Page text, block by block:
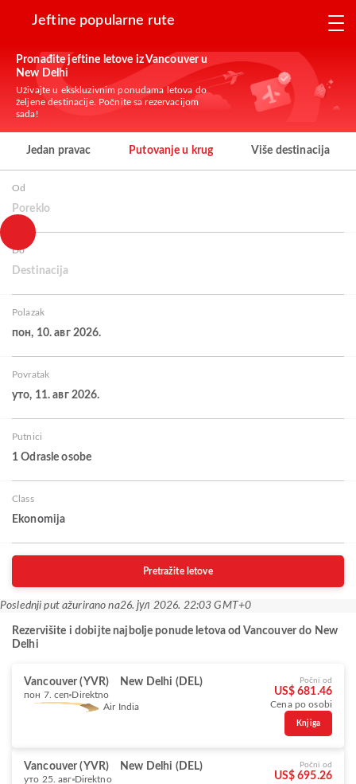
Jeftine popularne rute
Pronađite jeftine letove iz Vancouver u
New Delhi
Uživajte u ekskluzivnim ponudama letova do
željene destinacije. Počnite sa rezervacijom
sada!
Jedan pravac Putovanje u krug Više destinacija
Od
Poreklo
Do
Destinacija
Polazak
пон, 10. авг 2026.
Povratak
уто, 11. авг 2026.
Putnici
1 Odrasle osobe
Class
Ekonomija
Pretražite letove
Poslednji put ažurirano na26. јул 2026. 22:03 GMT+0
Rezervišite i dobijte najbolje ponude letova od Vancouver do New
Delhi
Vancouver (YVR) New Delhi (DEL)
пон 7. сеп Direktno
Air India
Počni od
US$ 681.46
Cena po osobi
Knjiga
Vancouver (YVR) New Delhi (DEL)
уто 25. авг Direktno
Počni od
US$ 695.26